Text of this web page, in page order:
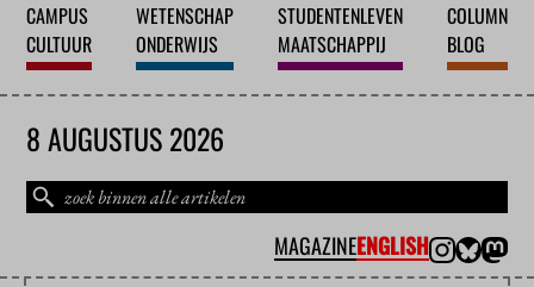
CAMPUS
CULTUUR
WETENSCHAP
ONDERWIJS
STUDENTENLEVEN
MAATSCHAPPIJ
COLUMN
BLOG
8 AUGUSTUS 2026
MAGAZINEENGLISH